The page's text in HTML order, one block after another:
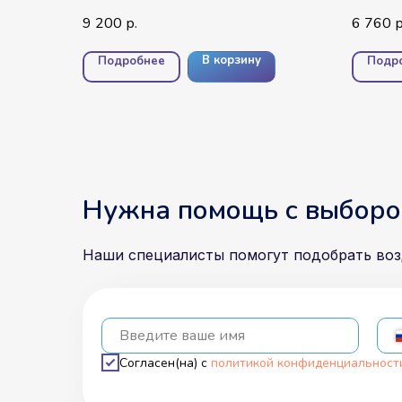
9 200 р.
Подробнее В корзину
6 760
Наши специалисты помогут подобрать
Введите ваше имя
Согласен(на) с политикой
Нужна помощь с